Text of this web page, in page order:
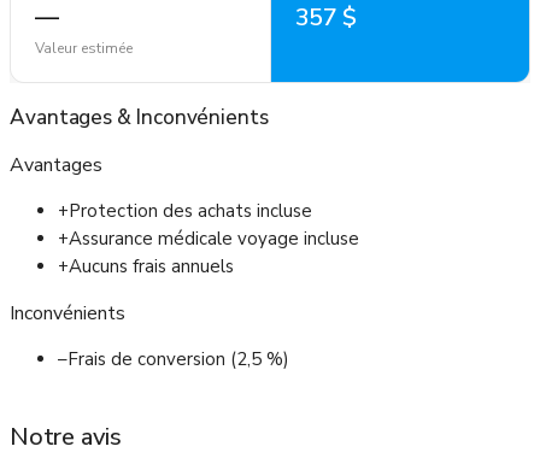
—
Valeur estimée
357 $
Avantages & Inconvénients
Avantages
+Protection des achats incluse
+Assurance médicale voyage incluse
+Aucuns frais annuels
Inconvénients
–Frais de conversion (2,5 %)
Notre avis